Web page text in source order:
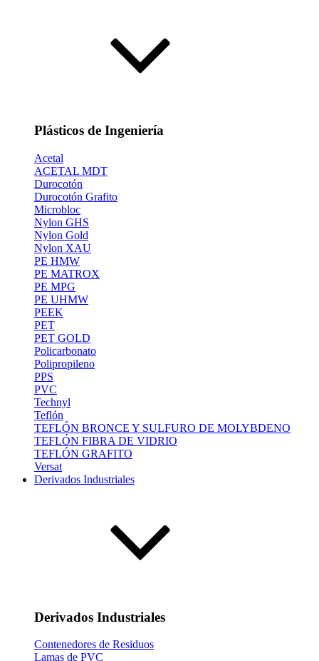
Plásticos de Ingeniería
Acetal
ACETAL MDT
Durocotón
Durocotón Grafito
Microbloc
Nylon GHS
Nylon Gold
Nylon XAU
PE HMW
PE MATROX
PE MPG
PE UHMW
PEEK
PET
PET GOLD
Policarbonato
Polipropileno
PPS
PVC
Technyl
Teflón
TEFLÓN BRONCE Y SULFURO DE MOLYBDENO
TEFLÓN FIBRA DE VIDRIO
TEFLÓN GRAFITO
Versat
Derivados Industriales
Derivados Industriales
Contenedores de Residuos
Lamas de PVC